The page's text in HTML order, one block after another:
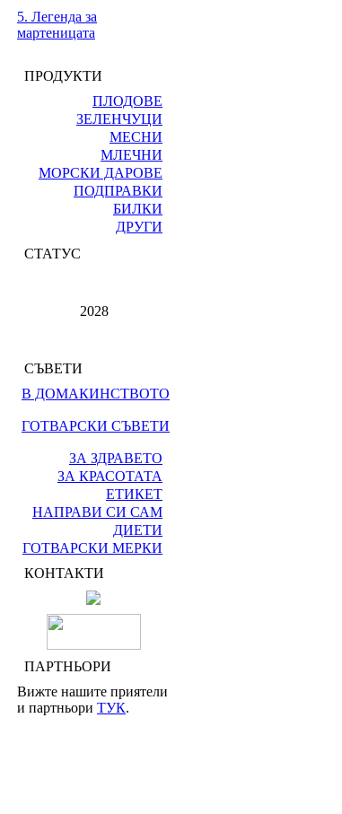
5. Легенда за
мартеницата
ПРОДУКТИ
ПЛОДОВЕ
ЗЕЛЕНЧУЦИ
МЕСНИ
МЛЕЧНИ
МОРСКИ ДАРОВЕ
ПОДПРАВКИ
БИЛКИ
ДРУГИ
СТАТУС
2028
СЪВЕТИ
В ДОМАКИНСТВОТО
ГОТВАРСКИ СЪВЕТИ
ЗА ЗДРАВЕТО
ЗА КРАСОТАТА
ЕТИКЕТ
НАПРАВИ СИ САМ
ДИЕТИ
ГОТВАРСКИ МЕРКИ
КОНТАКТИ
ПАРТНЬОРИ
Вижте нашите приятели
и партньори ТУК.